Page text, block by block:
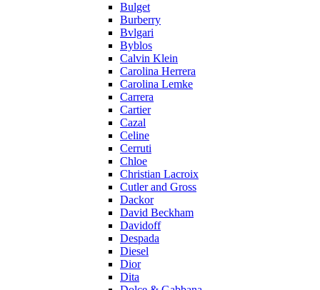
Bulget
Burberry
Bvlgari
Byblos
Calvin Klein
Carolina Herrera
Carolina Lemke
Carrera
Cartier
Cazal
Celine
Cerruti
Chloe
Christian Lacroix
Cutler and Gross
Dackor
David Beckham
Davidoff
Despada
Diesel
Dior
Dita